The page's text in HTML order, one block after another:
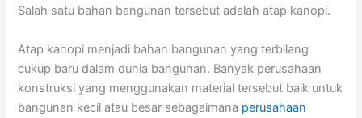
Salah satu bahan bangunan tersebut adalah atap kanopi.
Atap kanopi menjadi bahan bangunan yang terbilang
cukup baru dalam dunia bangunan. Banyak perusahaan
konstruksi yang menggunakan material tersebut baik untuk
bangunan kecil atau besar sebagaimana perusahaan